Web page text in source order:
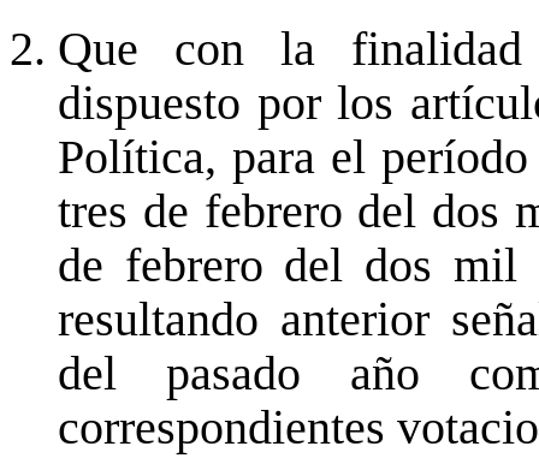
Que con la
dispuesto por los
Política, para el
tres de febrero del dos
de febrero del dos mil
resultando anterior
del pasado año
correspondientes